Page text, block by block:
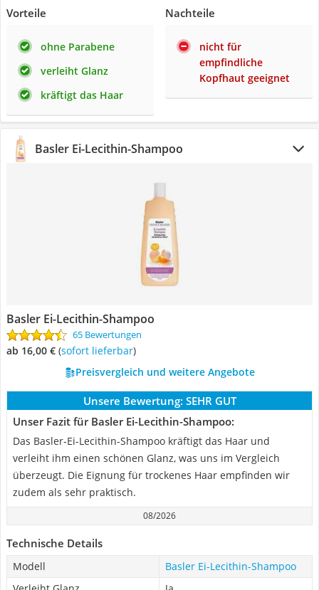
Vorteile
ohne Parabene
verleiht Glanz
kräftigt das Haar
Nachteile
nicht für
empfindliche
Kopfhaut geeignet
Basler Ei-Lecithin-Shampoo
Basler Ei-Lecithin-Shampoo
65 Bewertungen
ab 16,00 € ( Sofort lieferbar)
Preisvergleich und weitere Angebote
Unsere Bewertung: SEHR GUT
Unser Fazit für Basler Ei-Lecithin-Shampoo:
Das Basler-Ei-Lecithin-Shampoo kräftigt das Haar und
verleiht ihm einen schönen Glanz, was uns im Vergleich
überzeugt. Die Eignung für trockenes Haar empfinden wir
zudem als sehr praktisch.
08/2026
Technische Details
Modell
Basler Ei-Lecithin-Shampoo